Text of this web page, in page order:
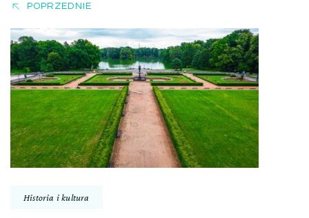
POPRZEDNIE
Historia i kultura